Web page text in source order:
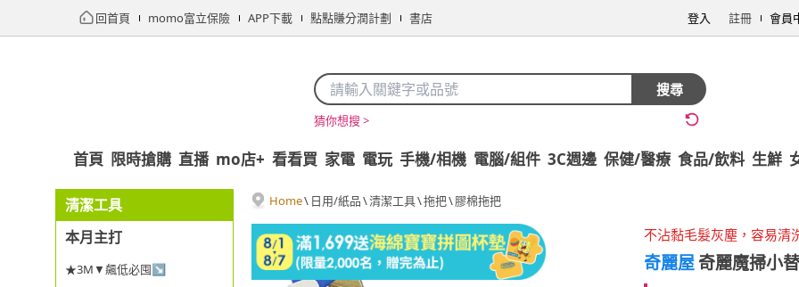
回首頁 momo富立保險 APP下載 點點賺分潤計劃 書店 登入 註冊 會員
搜尋
猜你想搜 >
首頁 限時搶購 直播 mo店+ 看看買 家電 電玩 手機/相機 電腦/組件 3C週邊 保健/醫療 食品/飲料 生鮮
清潔工具
本月主打
★3M▼飆低必囤↘
Home\ 日用/紙品\清潔工具\拖把\膠棉拖把
不沾黏毛髮灰塵，容易清
奇麗屋奇麗魔掃小